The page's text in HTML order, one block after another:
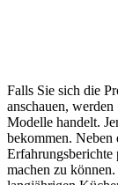
Falls Sie sich die
anschauen,
Modelle handelt.
bekommen. Neben
Erfahrungsberichte
machen zu